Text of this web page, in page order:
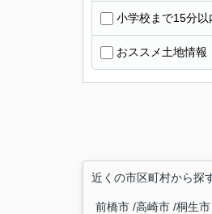
小学校まで15分以
おススメ土地情報
近くの市区町村から探
前橋市 高崎市 桐生市